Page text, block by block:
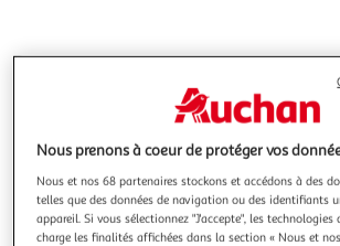
rubrique
Nous prenons à coeur de protéger vos
Nous et nos 68 partenaires stockons et accédons à des
telles que des données de navigation ou des identifiants
appareil. Si vous sélectionnez "J'accepte", les
charge les finalités affichées dans la section « Nous et